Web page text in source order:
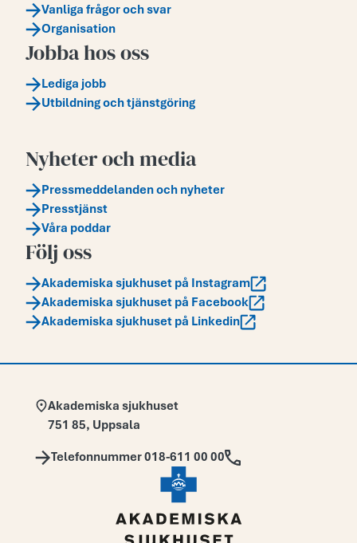
Vanliga frågor och svar
Organisation
Jobba hos oss
Lediga jobb
Utbildning och tjänstgöring
Nyheter och media
Pressmeddelanden och nyheter
Presstjänst
Våra poddar
Följ oss
Akademiska sjukhuset på Instagram
Akademiska sjukhuset på Facebook
Akademiska sjukhuset på Linkedin
Adress:
Akademiska sjukhuset
751 85, Uppsala
Telefon:
Telefonnummer 018-611 00 00